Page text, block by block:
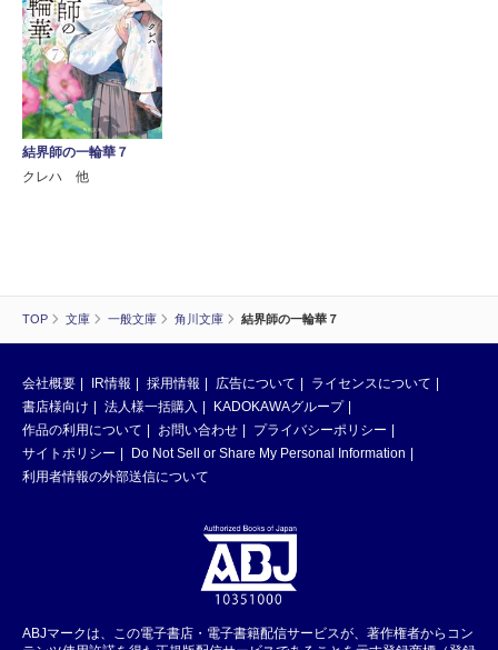
TOP 文庫 一般文庫 角川文庫 結界師の一輪華７
結界師の一輪華７
クレハ 他
会社概要 IR情報 採用情報 広告について
ライセンスについて
書店様向け
法人様一括購入
KADOKAWAグループ
作品の利用について
お問い合わせ
プライバシーポリシー
サイトポリシー
Do Not Sell or Share My Personal Information
利用者情報の外部送信について
ABJマークは、この電子書店・電子書籍配信サービスが、著作権者からコン